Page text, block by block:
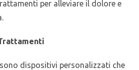
per alleviare il dolore e
dispositivi personalizzati che